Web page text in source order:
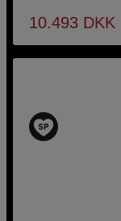
10.493 DKK